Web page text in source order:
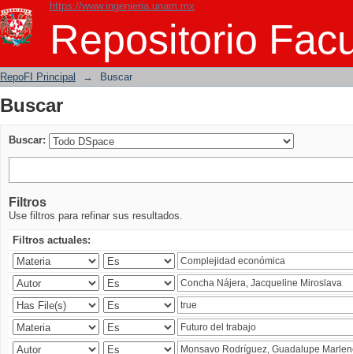
https://www.ingenieria.unam.mx
Repositorio
Buscar
RepoFI Principal → Buscar
Buscar
Buscar:
Filtros
Use filtros para refinar sus resultados.
Filtros actuales: